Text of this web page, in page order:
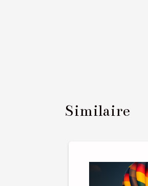
Similaire